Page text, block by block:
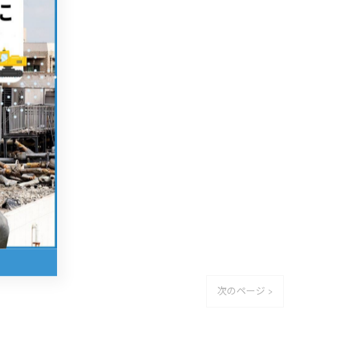
次のページ >